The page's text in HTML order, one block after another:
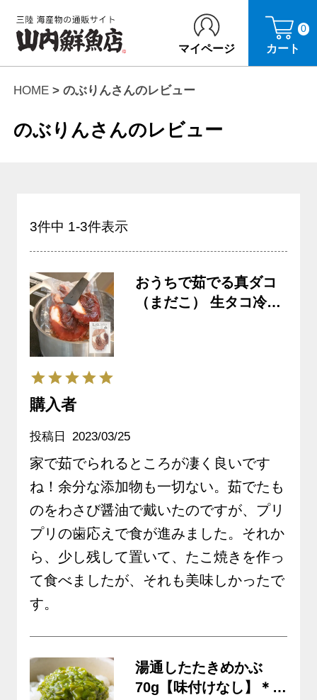
マイページ カート
0
HOME のぶりんさんのレビュー
のぶりんさんのレビュー
3件中 1-3件表示
おうちで茹でる真ダコ
（まだこ） 生タコ冷凍
購入者
投稿日 2023/03/25
家で茹でられるところが凄く良いです
ね！余分な添加物も一切ない。茹でたも
のをわさび醤油で戴いたのですが、プリ
プリの歯応えで食が進みました。それか
ら、少し残して置いて、たこ焼きを作っ
て食べましたが、それも美味しかったで
す。
湯通したたきめかぶ
70g【味付けなし】＊3